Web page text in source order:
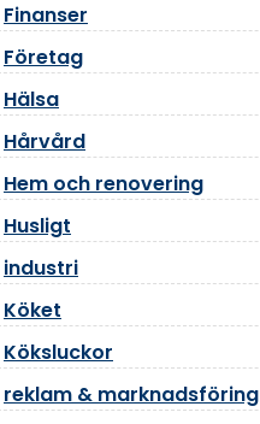
Finanser
Företag
Hälsa
Hårvård
Hem och renovering
Husligt
industri
Köket
Köksluckor
reklam & marknadsföring